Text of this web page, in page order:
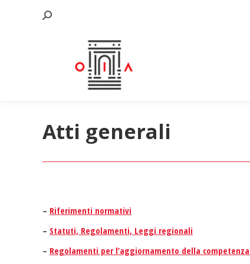
Cerca:
Atti generali
– Riferimenti normativi
– Statuti, Regolamenti, Leggi regionali
– Regolamenti per l’aggiornamento della